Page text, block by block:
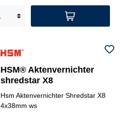
HSM® Aktenvernichter
shredstar X8
Hsm Aktenvernichter Shredstar X8
4x38mm ws